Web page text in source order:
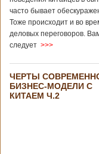
рудник состоит из
функциональных
Подробнее...
Опубликовано
для туристов
вещи в Китае
Традиции и
образ жизни
жителей Китая
часто бывает
Тоже происходит и во
деловых переговоров.
следует >>>
ЧЕРТЫ
БИЗНЕС-МОДЕЛИ С
КИТАЕМ Ч.2